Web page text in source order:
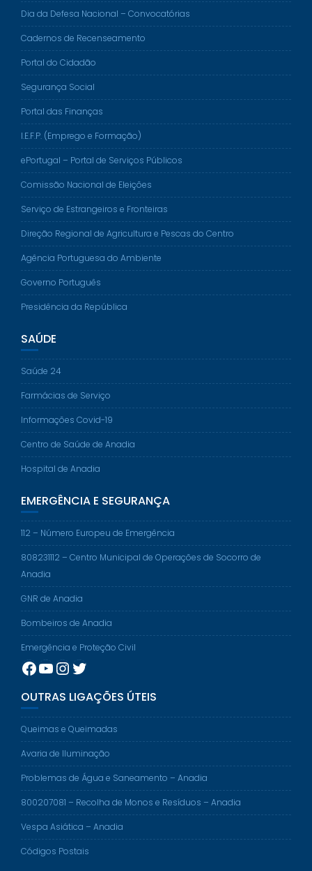
Dia da Defesa Nacional – Convocatórias
Cadernos de Recenseamento
Portal do Cidadão
Segurança Social
Portal das Finanças
I.E.F.P. (Emprego e Formação)
ePortugal – Portal de Serviços Públicos
Comissão Nacional de Eleições
Serviço de Estrangeiros e Fronteiras
Direção Regional de Agricultura e Pescas do Centro
Agência Portuguesa do Ambiente
Governo Português
Presidência da República
SAÚDE
Saúde 24
Farmácias de Serviço
Informações Covid-19
Centro de Saúde de Anadia
Hospital de Anadia
EMERGÊNCIA E SEGURANÇA
112 – Número Europeu de Emergência
808231112 – Centro Municipal de Operações de Socorro de
Anadia
GNR de Anadia
Bombeiros de Anadia
Emergência e Proteção Civil
Facebook
YouTube
Instagram
Twitter
OUTRAS LIGAÇÕES ÚTEIS
Queimas e Queimadas
Avaria de Iluminação
Problemas de Água e Saneamento – Anadia
800207081 – Recolha de Monos e Resíduos – Anadia
Vespa Asiática – Anadia
Códigos Postais